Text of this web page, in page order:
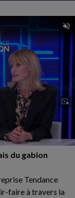
du gabion
Tendance
faire à travers la